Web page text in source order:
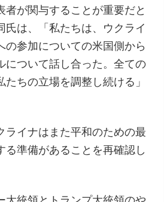
者が関与することが重要だと
氏は、「私たちは、ウクライ
の参加についての米国側から
について話し合った。全ての
ちの立場を調整し続ける」
ライナはまた平和のための最
る準備があることを再確認し